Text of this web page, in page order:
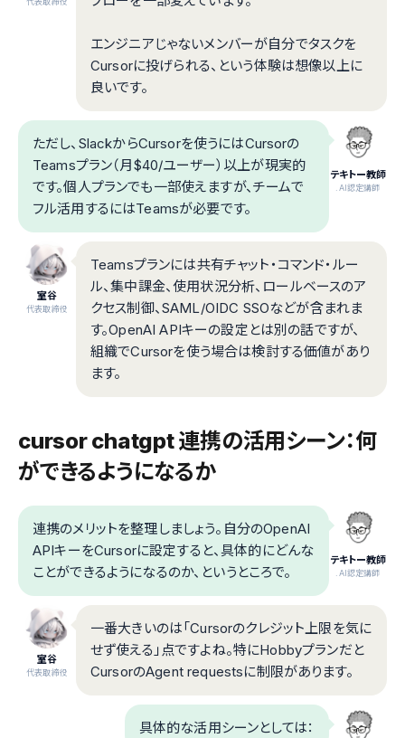
エンジニアじゃないメンバーが自分でタスクを
Cursorに投げられる、という体験は想像以上に
良いです。
テキトー教師
.AI認定講師
ただし、SlackからCursorを使うにはCursorの
Teamsプラン（月$40/ユーザー）以上が現実的
です。個人プランでも一部使えますが、チームで
フル活用するにはTeamsが必要です。
室谷
代表取締役
Teamsプランには共有チャット・コマンド・ルー
ル、集中課金、使用状況分析、ロールベースのア
クセス制御、SAML/OIDC SSOなどが含まれま
す。OpenAI APIキーの設定とは別の話ですが、
組織でCursorを使う場合は検討する価値があり
ます。
cursor chatgpt 連携の活用シーン：何
ができるようになるか
テキトー教師
.AI認定講師
連携のメリットを整理しましょう。自分のOpenAI
APIキーをCursorに設定すると、具体的にどんな
ことができるようになるのか、というところで。
室谷
代表取締役
一番大きいのは「Cursorのクレジット上限を気に
せず使える」点ですよね。特にHobbyプランだと
CursorのAgent requestsに制限があります。
具体的な活用シーンとしては：